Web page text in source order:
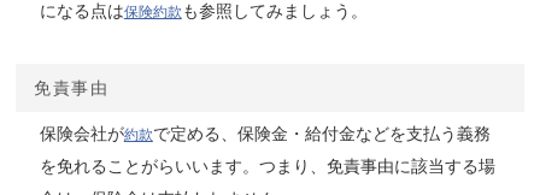
になる点は保険約款 も参照してみましょう。
免責事由
保険会社が約款で定める、保険金・給付金などを支払う義務
を免れることがらいいます。つまり、免責事由に該当する場